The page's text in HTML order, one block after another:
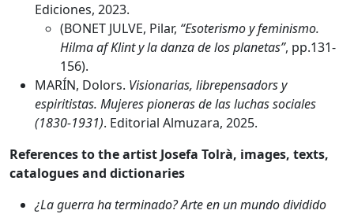
Ediciones, 2023.
(BONET JULVE, Pilar, “Esoterismo y feminismo.
Hilma af Klint y la danza de los planetas”, pp.131-
156).
MARÍN, Dolors. Visionarias, librepensadors y
espiritistas. Mujeres pioneras de las luchas sociales
(1830-1931). Editorial Almuzara, 2025.
References to the artist Josefa Tolrà, images, texts,
catalogues and dictionaries
¿La guerra ha terminado? Arte en un mundo dividido